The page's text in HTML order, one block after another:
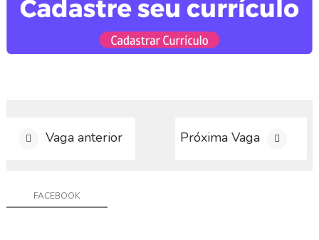
o
n
a
Vaga anterior Próxima Vaga
FACEBOOK